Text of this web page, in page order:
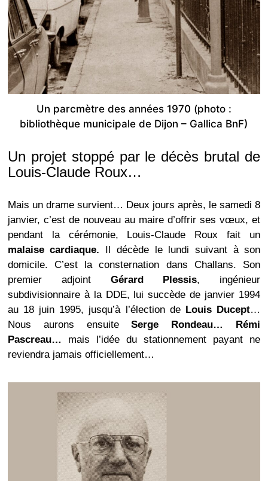
Un parcmètre des années 1970 (photo :
bibliothèque municipale de Dijon – Gallica BnF)
Un projet stoppé par le décès brutal de
Louis-Claude Roux…
Mais un drame survient… Deux jours après, le samedi 8
janvier, c’est de nouveau au maire d’offrir ses vœux, et
pendant la cérémonie, Louis-Claude Roux fait un
malaise cardiaque. Il décède le lundi suivant à son
domicile. C’est la consternation dans Challans. Son
premier adjoint Gérard Plessis, ingénieur
subdivisionnaire à la DDE, lui succède de janvier 1994
au 18 juin 1995, jusqu’à l’élection de Louis Ducept…
Nous aurons ensuiteSerge Rondeau… Rémi
Pascreau… mais l’idée du stationnement payant ne
reviendra jamais officiellement…